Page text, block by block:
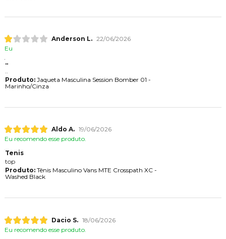
Anderson L. 22/06/2026
Eu
..
Produto:Jaqueta Masculina Session Bomber 01 -
Marinho/Cinza
Aldo A. 19/06/2026
Eu recomendo esse produto.
Tenis
top
Produto:Tênis Masculino Vans MTE Crosspath XC -
Washed Black
Dacio S. 18/06/2026
Eu recomendo esse produto.